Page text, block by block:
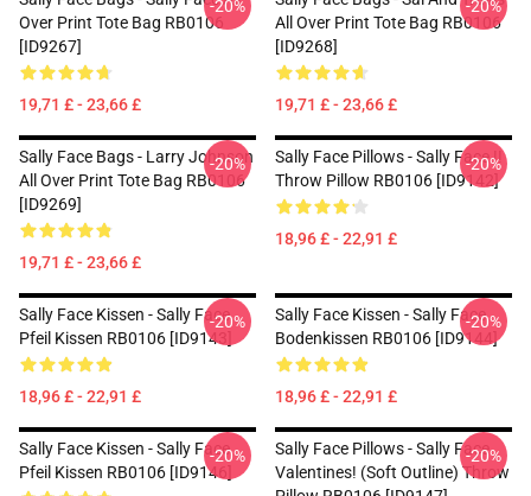
Over Print Tote Bag RB0106
[ID9267]
19,71 £ - 23,66 £
-20%
All Over Print Tote Bag RB0106
[ID9268]
19,71 £ - 23,66 £
-20%
Sally Face Bags - Larry Johnson
All Over Print Tote Bag RB0106
[ID9269]
19,71 £ - 23,66 £
-20%
Sally Face Pillows - Sally Face !!
Throw Pillow RB0106 [ID9142]
18,96 £ - 22,91 £
-20%
Sally Face Kissen - Sally Face
Pfeil Kissen RB0106 [ID9143]
18,96 £ - 22,91 £
-20%
Sally Face Kissen - Sally Face
Bodenkissen RB0106 [ID9144]
18,96 £ - 22,91 £
-20%
Sally Face Kissen - Sally Face
Pfeil Kissen RB0106 [ID9146]
-20%
Sally Face Pillows - Sally Face
Valentines! (Soft Outline) Throw
-20%